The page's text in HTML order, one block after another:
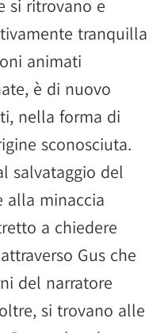
si ritrovano e
tranquilla
animati
è di nuovo
nella forma di
sconosciuta.
salvataggio del
alla minaccia
a chiedere
Gus che
del narratore
si trovano alle